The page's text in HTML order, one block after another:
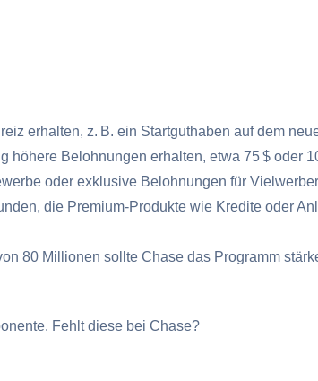
erhalten, z. B. ein Startguthaben auf dem
höhere Belohnungen erhalten, etwa 75 $ oder
oder exklusive Belohnungen für
die Premium-Produkte wie Kredite oder
80 Millionen sollte Chase das Programm
Fehlt diese bei Chase?